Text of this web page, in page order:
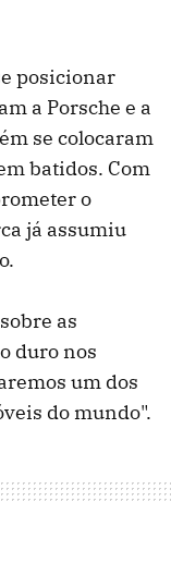
posicionar
a Porsche e a
se colocaram
batidos. Com
o
já assumiu
as
duro nos
um dos
do mundo".